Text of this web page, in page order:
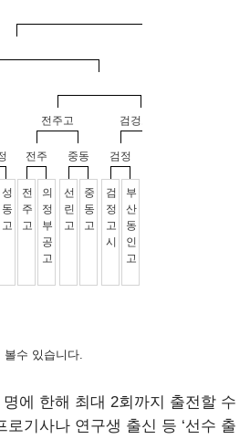
수 있습니다.
에 한해 최대 2회까지 출전할 수
기사나 연구생 출신 등 ‘선수 출